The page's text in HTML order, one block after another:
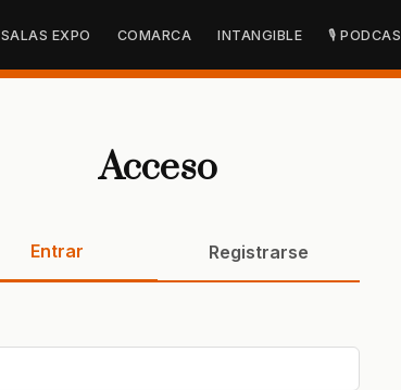
SALAS EXPO COMARCA INTANGIBLE 🎙
Acceso
Entrar Registrarse